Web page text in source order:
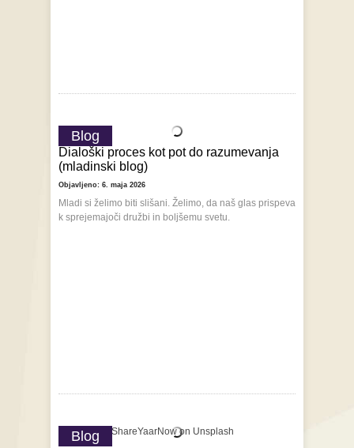
Blog
Dialoški proces kot pot do razumevanja
(mladinski blog)
Objavljeno: 6. maja 2026
Mladi si želimo biti slišani. Želimo, da naš glas prispeva
k sprejemajoči družbi in boljšemu svetu.
Blog